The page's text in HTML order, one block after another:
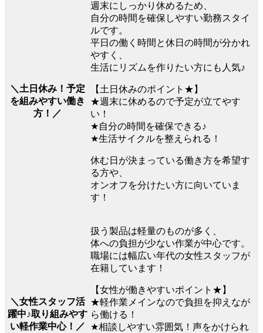
＼土日休み！予定
を組みやすい働き
方！／
週末にしっかり休めるため、
自分の時間を確保しやすい勤務スタイ
ルです。
平日の働く時間と休日の時間が分かれ
やすく、
生活にリズムを作りたい方にも人気♪
【土日休みのポイント★】
★週末に休めるので予定が立てやす
い！
★自分の時間を確保できる♪
★生活サイクルを整えられる！
休む日が決まっている働き方を希望す
る方や、
オンオフを分けたい方に向いていま
す！
＼女性スタッフ活
躍中♪取り組みやす
い軽作業中心！／
扱う製品は軽量のものが多く、
体への負担が少ない作業が中心です。
職場には幅広い年代の女性スタッフが
在籍しています！
【女性が働きやすいポイント★】
★軽作業メインなので負担を抑えなが
ら働ける！
★相談しやすい雰囲気！声をかけられ